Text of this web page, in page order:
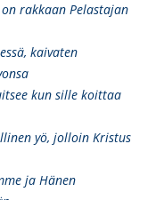
rakkaan Pelastajan
kaivaten
kun sille koittaa
yö, jolloin Kristus
ja Hänen